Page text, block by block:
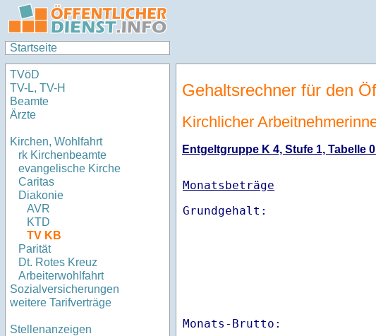
Startseite
TVöD
TV-L, TV-H
Beamte
Ärzte
Kirchen, Wohlfahrt
rk Kirchenbeamte
evangelische Kirche
Caritas
Diakonie
AVR
KTD
TV KB
Parität
Dt. Rotes Kreuz
Arbeiterwohlfahrt
Sozialversicherungen
weitere Tarifverträge
Stellenanzeigen
Gehaltsrechner für den
Kirchlicher
Entgeltgruppe K 4, Stufe 1, Tabelle
Monatsbeträge
Monats-